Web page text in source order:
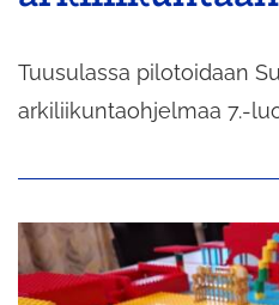
Tuusulassa pilotoidaan
arkiliikuntaohjelmaa 7.-